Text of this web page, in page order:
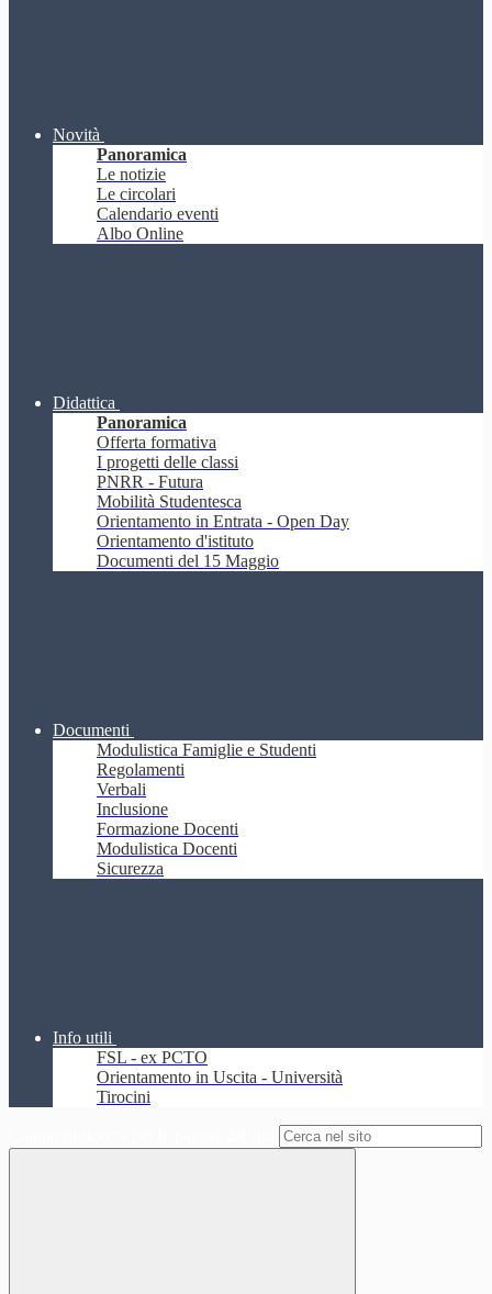
Novità
Panoramica
Le notizie
Le circolari
Calendario eventi
Albo Online
Didattica
Panoramica
Offerta formativa
I progetti delle classi
PNRR - Futura
Mobilità Studentesca
Orientamento in Entrata - Open Day
Orientamento d'istituto
Documenti del 15 Maggio
Documenti
Modulistica Famiglie e Studenti
Regolamenti
Verbali
Inclusione
Formazione Docenti
Modulistica Docenti
Sicurezza
Info utili
FSL - ex PCTO
Orientamento in Uscita - Università
Tirocini